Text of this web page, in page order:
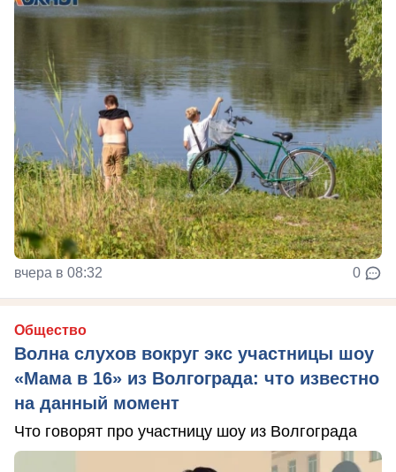
вчера в 08:32 0
Общество
Волна слухов вокруг экс участницы шоу
«Мама в 16» из Волгограда: что известно
на данный момент
Что говорят про участницу шоу из Волгограда